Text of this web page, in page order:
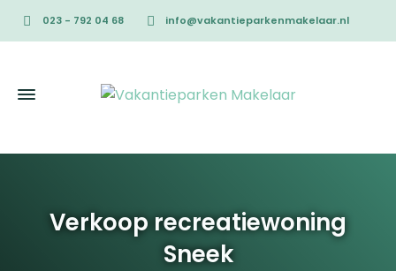
023 - 792 04 68 info@vakantieparkenmakelaar.nl
Verkoop recreatiewoning
Sneek